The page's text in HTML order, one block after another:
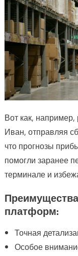
Вот как, например,
Иван, отправляя
что прогнозы
помогли заранее
терминале и
платформ:
Точная
Особое